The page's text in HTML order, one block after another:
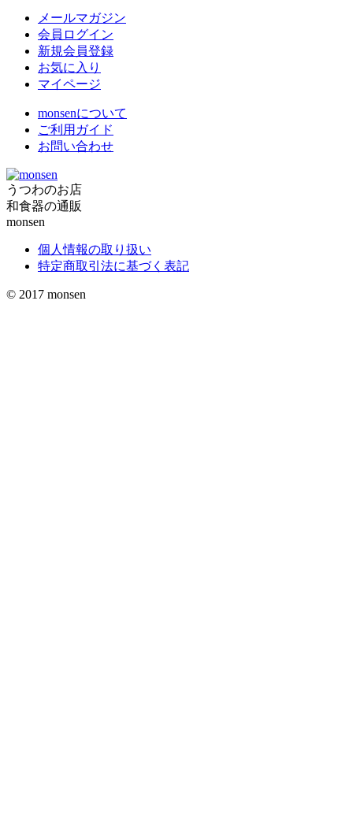
メールマガジン
会員ログイン
新規会員登録
お気に入り
マイページ
monsenについて
ご利用ガイド
お問い合わせ
うつわのお店
和食器の通販
monsen
個人情報の取り扱い
特定商取引法に基づく表記
© 2017 monsen